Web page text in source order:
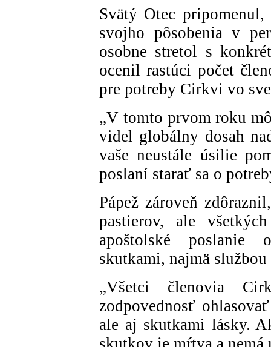
Svätý Otec pripomenul,
svojho pôsobenia v
osobne stretol s
ocenil rastúci počet
pre potreby Cirkvi vo
„V tomto prvom roku
videl globálny dosah
vaše neustále úsilie
poslaní starať sa o
Pápež zároveň
pastierov, ale
apoštolské poslanie
skutkami, najmä
„Všetci členovia
zodpovednosť
ale aj skutkami lásky.
skutkov je mŕtva a nemá